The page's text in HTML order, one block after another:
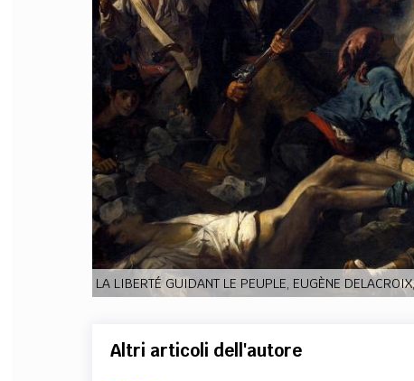
LA LIBERTÉ GUIDANT LE PEUPLE, EUGÈNE
Altri articoli dell'autore